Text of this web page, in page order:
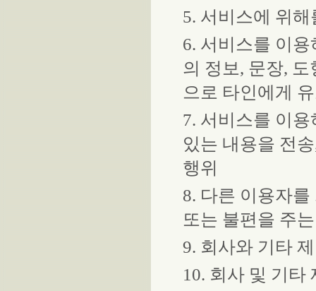
5. 서비스에 위
6. 서비스를 이
의 정보, 문장,
으로 타인에게
7. 서비스를 이
있는 내용을 전
행위
8. 다른 이용자
또는 불편을 주
9. 회사와 기타
10. 회사 및 기타